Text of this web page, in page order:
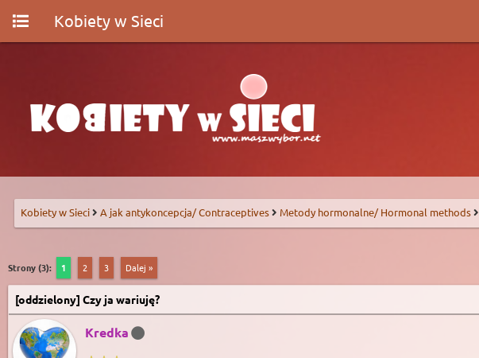
Kobiety w Sieci
Kobiety w Sieci A jak antykoncepcja/ Contraceptives Metody hormonalne/ Hormonal methods
Strony (3): 1 2 3 Dalej »
[oddzielony] Czy ja wariuję?
Kredka